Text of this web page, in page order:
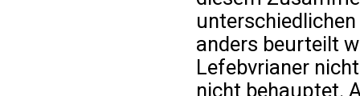
anders beurteilt
Lefebvrianer
nicht behauptet.